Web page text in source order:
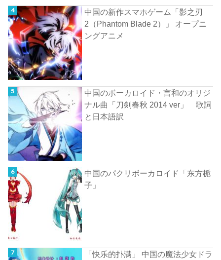
中国の新作スマホゲーム「影之刃
2（Phantom Blade 2）」 オープニ
ングアニメ
中国のボーカロイド・言和のオリジ
ナル曲「刀剣春秋 2014 ver」 歌詞
と日本語訳
中国のパクリボーカロイド「东方栀
子」
「快乐的扑满」 中国の魔法少女ドラ